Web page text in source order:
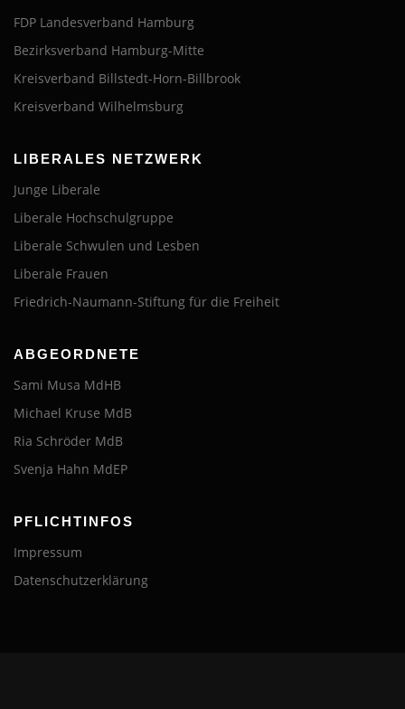
FDP Landesverband Hamburg
Bezirksverband Hamburg-Mitte
Kreisverband Billstedt-Horn-Billbrook
Kreisverband Wilhelmsburg
LIBERALES NETZWERK
Junge Liberale
Liberale Hochschulgruppe
Liberale Schwulen und Lesben
Liberale Frauen
Friedrich-Naumann-Stiftung für die Freiheit
ABGEORDNETE
Sami Musa MdHB
Michael Kruse MdB
Ria Schröder MdB
Svenja Hahn MdEP
PFLICHTINFOS
Impressum
Datenschutzerklärung